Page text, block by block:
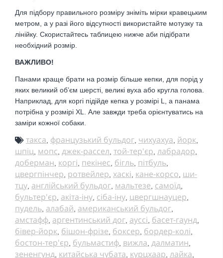
Для підбору правильного розміру зніміть мірки кравецьким
метром, а у разі його відсутності використайте мотузку та
лінійку. Скористайтесь таблицею нижче аби підібрати
необхідний розмір.
ВАЖЛИВО!
Панами краще брати на розмір більше кепки, для порід у
яких великий обʼєм шерсті, великі вуха або кругла голова.
Наприклад, для коргі підійде кепка у розмірі L, а панама
потрібна у розмірі XL. Але завжди треба орієнтуватись на
заміри кожної собаки.
такса французький бульдог чихуахуа йорк
шпіц мопс джек-рассел той-тер'єр лабрадор
доберман коргі пекінес бігль пітбуль
цвергпінчер ротвейлер хаскі кане-корсо ши-
тцу англійський бульдог мальтезе самоїд
бультер'єр акіта-іну сіба-іну цвергшнауцер
пудель алабай американський бульдог
амстафф аргентинський дог ауссі басет-гаунд
бівер-йорк бішон-фрізе боксер бордер-колі
бостон-тер'єр бульмастиф вижла далматин
зененгунд китайська чубата курцхаар лайка